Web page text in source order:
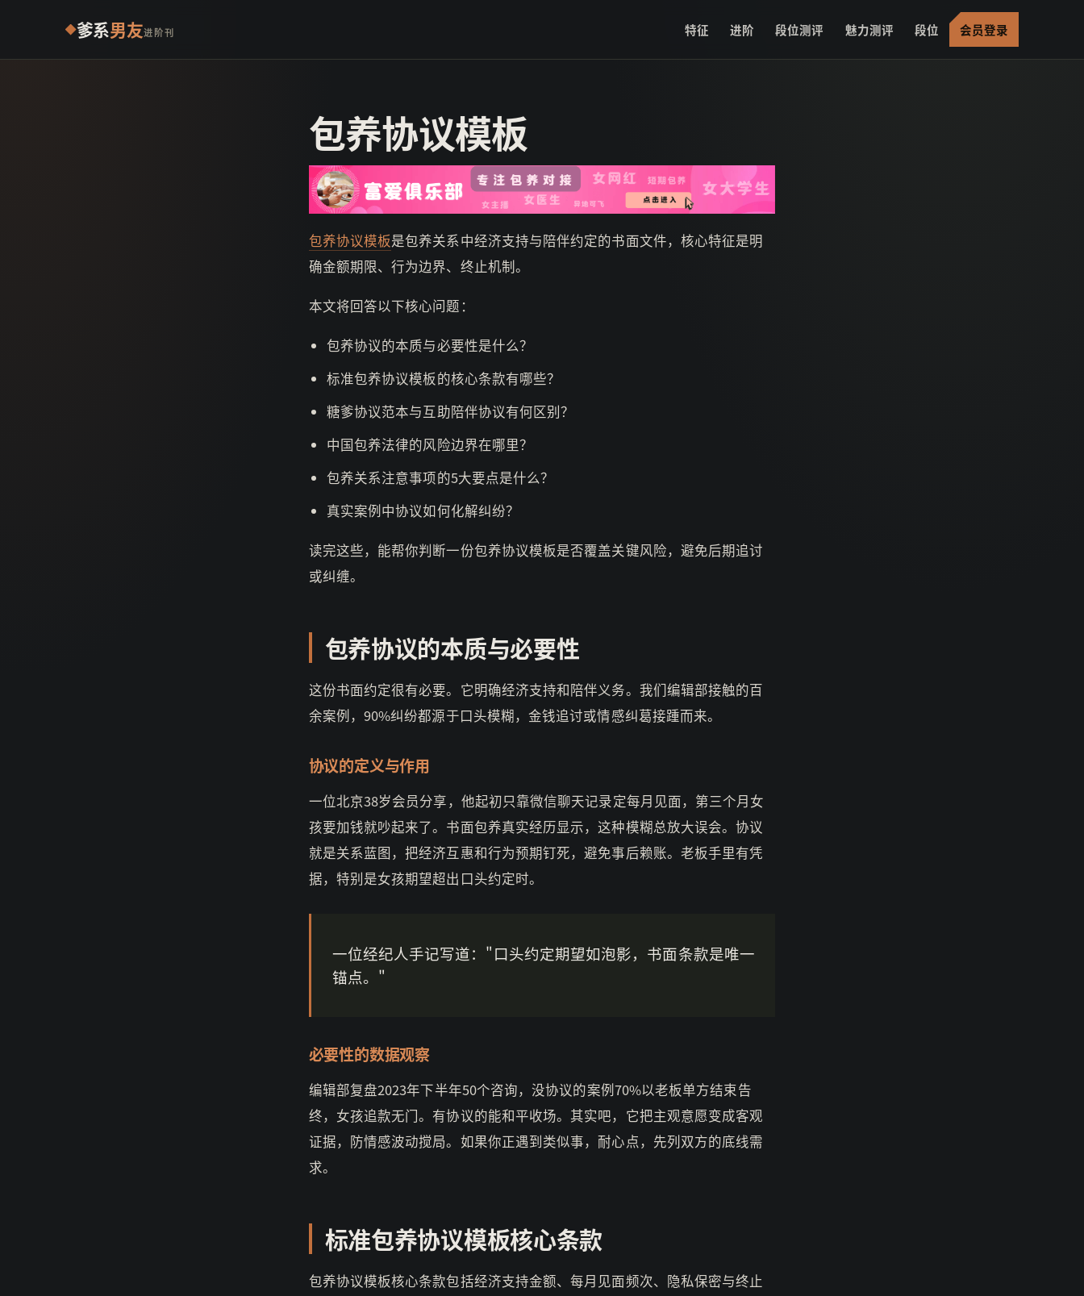
爹系男友进阶刊 特征 进阶 段位测评 魅力测评 段位 会员登录
包养协议模板
包养协议模板是包养关系中经济支持与陪伴约定的书面文件，核心特征是明
确金额期限、行为边界、终止机制。
本文将回答以下核心问题：
包养协议的本质与必要性是什么？
标准包养协议模板的核心条款有哪些？
糖爹协议范本与互助陪伴协议有何区别？
中国包养法律的风险边界在哪里？
包养关系注意事项的5大要点是什么？
真实案例中协议如何化解纠纷？
读完这些，能帮你判断一份包养协议模板是否覆盖关键风险，避免后期追讨
或纠缠。
包养协议的本质与必要性
这份书面约定很有必要。它明确经济支持和陪伴义务。我们编辑部接触的百
余案例，90%纠纷都源于口头模糊，金钱追讨或情感纠葛接踵而来。
协议的定义与作用
一位北京38岁会员分享，他起初只靠微信聊天记录定每月见面，第三个月女
孩要加钱就吵起来了。书面包养真实经历显示，这种模糊总放大误会。协议
就是关系蓝图，把经济互惠和行为预期钉死，避免事后赖账。老板手里有凭
据，特别是女孩期望超出口头约定时。
一位经纪人手记写道："口头约定期望如泡影，书面条款是唯一
锚点。"
必要性的数据观察
编辑部复盘2023年下半年50个咨询，没协议的案例70%以老板单方结束告
终，女孩追款无门。有协议的能和平收场。其实吧，它把主观意愿变成客观
证据，防情感波动搅局。如果你正遇到类似事，耐心点，先列双方的底线需
求。
标准包养协议模板核心条款
包养协议模板核心条款包括经济支持金额、每月见面频次、隐私保密与终止